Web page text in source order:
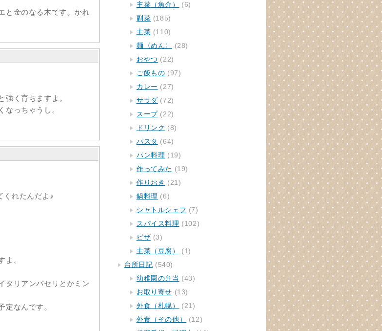
と金のなる木です。かれ
強く育ちますよ。
なっちゃうし。
くれたんだよ♪
よ。
タリアンパセリとかミン
定なんです。
主菜（魚介）
(6)
副菜 (185)
主菜 (110)
麺〈めん〉
(28)
おやつ (22)
ご飯もの (97)
カレー (27)
サラダ (72)
スープ(22)
ドリンク (8)
パスタ (64)
パン料理 (19)
作ってみた (19)
作りおき (21)
鍋料理 (6)
シャトルシェフ (7)
スパイス料理 (102)
ピザ (3)
主菜（豆腐）
(1)
台所日記 (540)
幼稚園の弁当 (43)
お取り寄せ (13)
外食（札幌）
(21)
外食（その他）
(12)